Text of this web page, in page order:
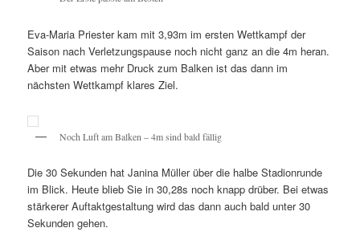
Eva-Maria Priester kam mit 3,93m im ersten Wettkampf der
Saison nach Verletzungspause noch nicht ganz an die 4m heran.
Aber mit etwas mehr Druck zum Balken ist das dann im
nächsten Wettkampf klares Ziel.
Noch Luft am Balken – 4m sind bald fällig
Die 30 Sekunden hat Janina Müller über die halbe Stadionrunde
im Blick. Heute blieb Sie in 30,28s noch knapp drüber. Bei etwas
stärkerer Auftaktgestaltung wird das dann auch bald unter 30
Sekunden gehen.